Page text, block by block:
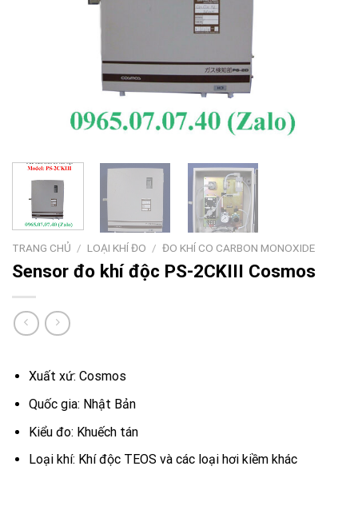
TRANG CHỦ / LOẠI KHÍ ĐO / ĐO KHÍ CO CARBON MONOXIDE
Sensor đo khí độc PS-2CKIII Cosmos
Xuất xứ: Cosmos
Quốc gia: Nhật Bản
Kiểu đo: Khuếch tán
Loại khí: Khí độc TEOS và các loại hơi kiềm khác